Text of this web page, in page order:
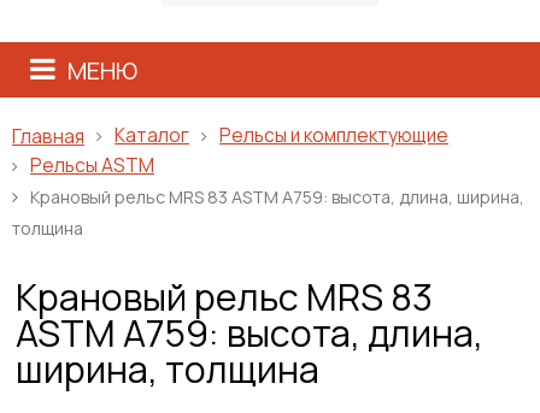
МЕНЮ
Главная Каталог
Рельсы и комплектующие
Рельсы ASTM
Крановый рельс MRS 83 ASTM A759: высота, длина, ширина,
толщина
Крановый рельс MRS 83
ASTM A759: высота, длина,
ширина, толщина